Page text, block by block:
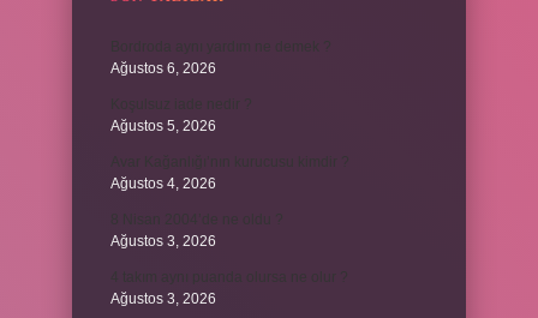
Ağustos 6, 2026
Ağustos 5, 2026
Ağustos 4, 2026
Ağustos 3, 2026
Ağustos 3, 2026